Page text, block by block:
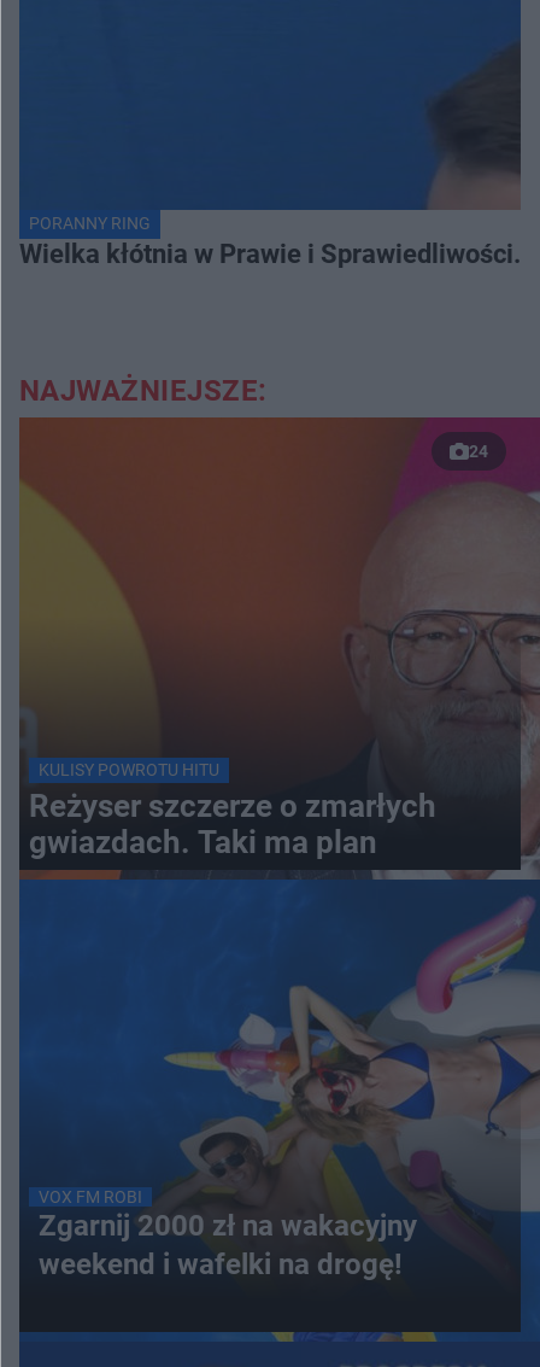
PORANNY RING
Wielka kłótnia w Prawie i Sprawiedliwości.
NAJWAŻNIEJSZE:
24
KULISY POWROTU HITU
Reżyser szczerze o zmarłych
gwiazdach. Taki ma plan
VOX FM ROBI
Zgarnij 2000 zł na wakacyjny
weekend i wafelki na drogę!